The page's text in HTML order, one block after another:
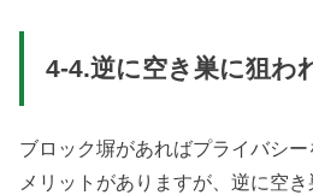
4-4.逆に空き巣に狙わ
ブロック塀があればプライバシ
メリットがありますが、逆に空